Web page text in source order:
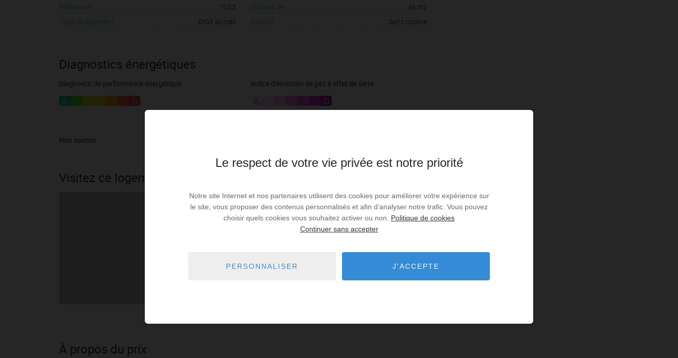
Référence :
7043
Type de logement :
Droit au bail
Surface de :
46 m2
Cuisine :
Sans cuisine
Diagnostics énergétiques
Diagnostic de performance énergétique
A G
Indice d'émission de gaz à effet de serre
A G
Non soumis
Visitez ce logement
À propos du prix
Le respect de votre vie privée est notre priorité
Notre site Internet et nos partenaires utilisent des cookies pour améliorer votre expérience sur
le site, vous proposer des contenus personnalisés et afin d’analyser notre trafic. Vous pouvez
choisir quels cookies vous souhaitez activer ou non. Politique de cookies
Continuer sans accepter
PERSONNALISER J'ACCEPTE